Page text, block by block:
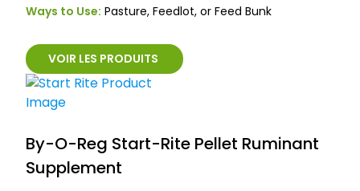
Ways to Use: Pasture, Feedlot, or Feed Bunk
VOIR LES PRODUITS
By-O-Reg Start-Rite Pellet Ruminant
Supplement